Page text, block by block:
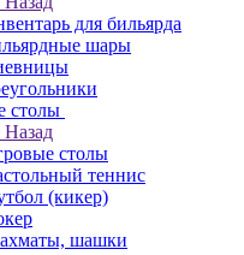
для бильярда
шары
столы
Назад
столы
теннис
(кикер)
шашки